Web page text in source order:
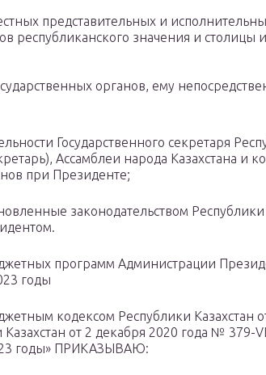
представительных и
республиканского значения и столицы
органов, ему
Государственного секретаря
Ассамблеи народа Казахстана и
при Президенте;
законодательством
программ Администрации
годы
кодексом Республики Казахстан
от 2 декабря 2020 года № 379-
годы» ПРИКАЗЫВАЮ: